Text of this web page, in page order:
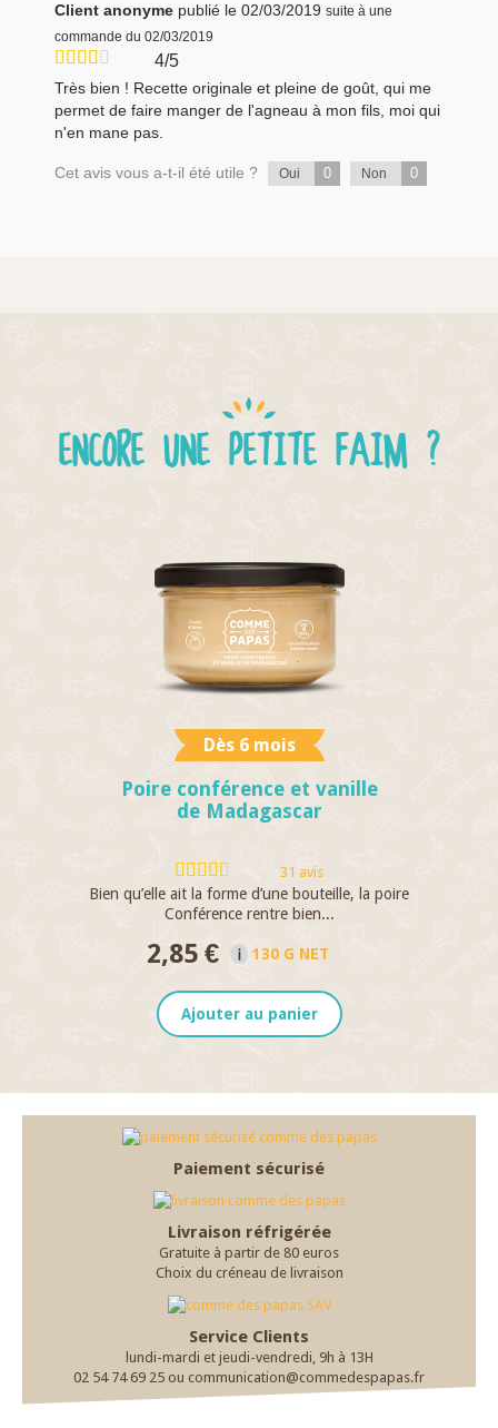
Client anonyme publié le 02/03/2019 suite à une
commande du 02/03/2019
4/5
Très bien ! Recette originale et pleine de goût, qui me
permet de faire manger de l'agneau à mon fils, moi qui
n'en mane pas.
Cet avis vous a-t-il été utile ? Oui 0 Non 0
ENCORE UNE PETITE FAIM ?
Dès 6 mois
Poire conférence et vanille
de Madagascar
31 avis
Bien qu’elle ait la forme d’une bouteille, la poire
Conférence rentre bien...
2,85 € 130 G NET
Ajouter au panier
Paiement sécurisé
Livraison réfrigérée
Gratuite à partir de 80 euros
Choix du créneau de livraison
Service Clients
lundi-mardi et jeudi-vendredi, 9h à 13H
02 54 74 69 25 ou communication@commedespapas.fr